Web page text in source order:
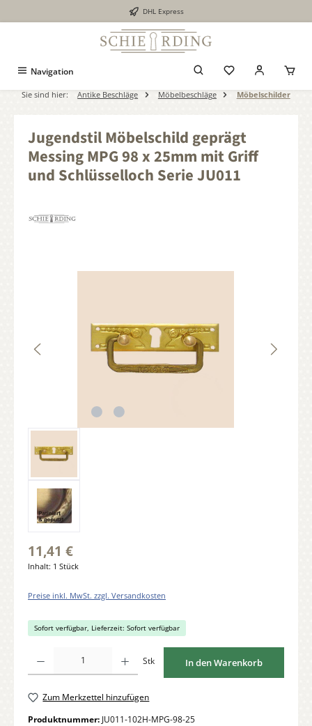
DHL Express
Navigation
Sie sind hier: Antike Beschläge Möbelbeschläge Möbelschilder
Jugendstil Möbelschild geprägt
Messing MPG 98 x 25mm mit Griff
und Schlüsselloch Serie JU011
11,41 €
Inhalt: 1 Stück
Preise inkl. MwSt. zzgl. Versandkosten
Sofort verfügbar, Lieferzeit: Sofort verfügbar
Stk In den Warenkorb
Zum Merkzettel hinzufügen
Produktnummer: JU011-102H-MPG-98-25